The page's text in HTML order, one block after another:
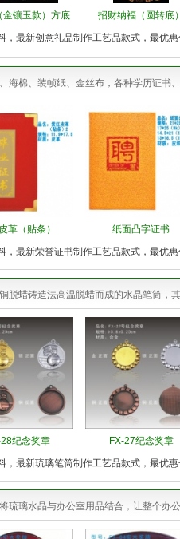
金镶玉款）方底 招财纳福（圆转底）
最新创意礼品制作工艺品款式，最优惠
海棉、装帧纸、金丝布，各种学历证书
革（贴条） 纸面凸字证书
最新荣誉证书制作工艺品款式，最优惠
脱蜡铸造法高温脱蜡而成的水晶笔筒，
28纪念奖章 FX-27纪念奖章
最新琉璃笔筒制作工艺品款式，最优惠
琉璃水晶与办公室用品结合，让整个办